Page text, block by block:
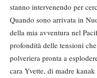
stanno intervenendo per
Quando sono arrivata in
della mia avventura nel
profondità delle tensioni
polveriera pronta a
cara Yvette, di madre